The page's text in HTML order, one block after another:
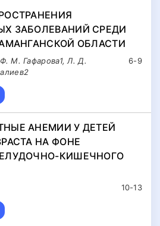
ЗАБОЛЕВАНИЙ СРЕДИ
ОБЛАСТИ
6-9
М. Гафарова1, Л. Д.
АНЕМИИ У ДЕТЕЙ
НА ФОНЕ
КИШЕЧНОГО
10-13